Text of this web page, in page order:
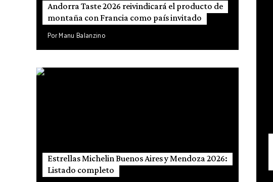
Andorra Taste 2026 reivindicará el producto de
montaña con Francia como país invitado
PorManu Balanzino
Estrellas Michelin Buenos Aires y Mendoza 2026:
Listado completo